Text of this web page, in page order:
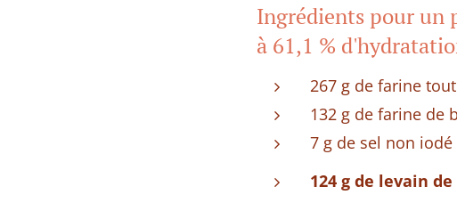
Ingrédients pour un
à 61,1 %
267 g de farine
132 g de farine de
7 g de sel non iodé
124 g de levain